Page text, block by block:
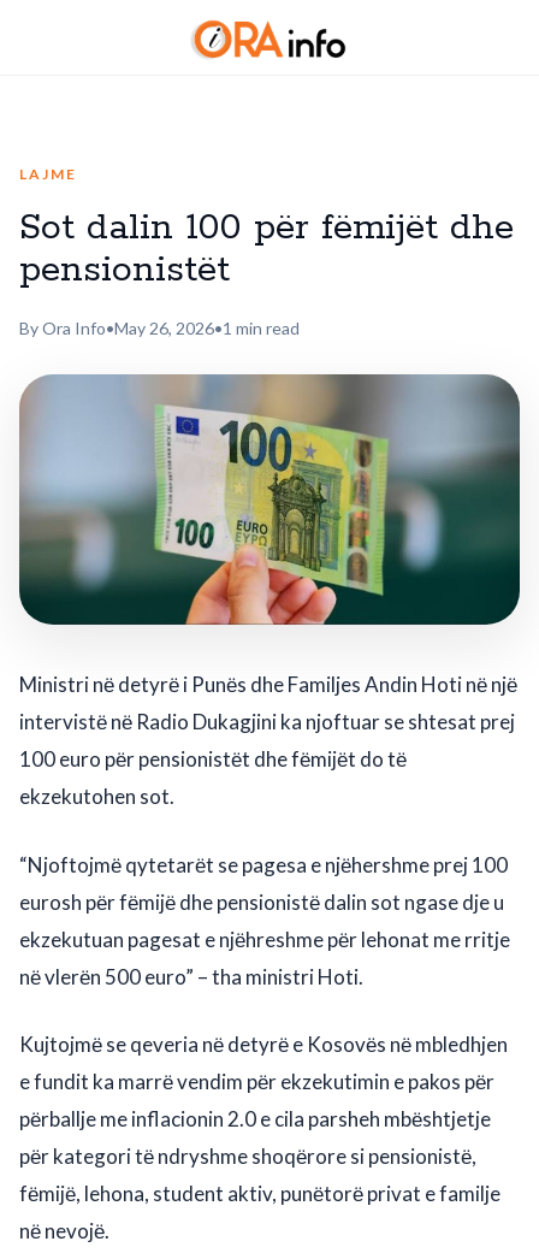
LAJME
Sot dalin 100 për fëmijët dhe
pensionistët
By Ora Info•May 26, 2026•1 min read
Ministri nё detyrё i Punёs dhe Familjes Andin Hoti nё njё
intervistё nё Radio Dukagjini ka njoftuar se shtesat prej
100 euro pёr pensionistёt dhe fёmijёt do tё
ekzekutohen sot.
“Njoftojmё qytetarёt se pagesa e njёhershme prej 100
eurosh pёr fёmijё dhe pensionistё dalin sot ngase dje u
ekzekutuan pagesat e njёhreshme pёr lehonat me rritje
nё vlerёn 500 euro” – tha ministri Hoti.
Kujtojmё se qeveria nё detyrё e Kosovёs nё mbledhjen
e fundit ka marrё vendim pёr ekzekutimin e pakos pёr
pёrballje me inflacionin 2.0 e cila parsheh mbёshtjetje
pёr kategori tё ndryshme shoqёrore si pensionistё,
fёmijё, lehona, student aktiv, punёtorё privat e familje
nё nevojё.